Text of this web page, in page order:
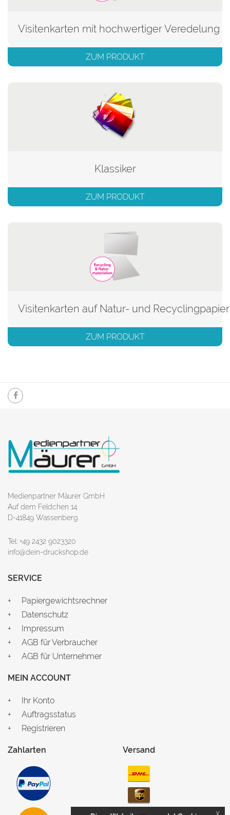
Visitenkarten mit hochwertiger Veredelung
ZUM PRODUKT
Klassiker
ZUM PRODUKT
Visitenkarten auf Natur- und Recyclingpapier
ZUM PRODUKT
Medienpartner Mäurer GmbH
Auf dem Feldchen 14
D-41849 Wassenberg
Tel: +49 2432 9023320
info@dein-druckshop.de
SERVICE
Papiergewichtsrechner
Datenschutz
Impressum
AGB für Verbraucher
AGB für Unternehmer
MEIN ACCOUNT
Ihr Konto
Auftragsstatus
Registrieren
Zahlarten Versand
x